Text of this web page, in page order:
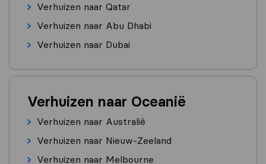
Verhuizen naar Qatar
Verhuizen naar Abu Dhabi
Verhuizen naar Dubai
Verhuizen naar Oceanië
Verhuizen naar Australië
Verhuizen naar Nieuw-Zeeland
Verhuizen naar Melbourne